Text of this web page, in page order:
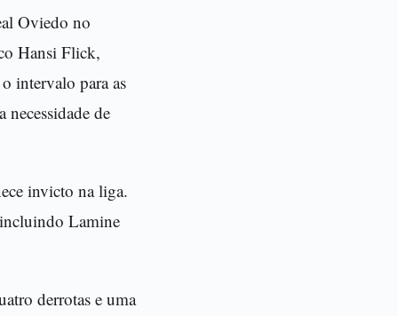
Oviedo no
Hansi Flick,
intervalo para as
de
invicto na liga.
Lamine
derrotas e uma